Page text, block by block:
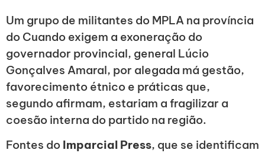
Um grupo de militantes do MPLA na província
do Cuando exigem a exoneração do
governador provincial, general Lúcio
Gonçalves Amaral, por alegada má gestão,
favorecimento étnico e práticas que,
segundo afirmam, estariam a fragilizar a
coesão interna do partido na região.
Fontes do Imparcial Press, que se identificam